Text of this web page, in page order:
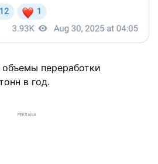
переработки
в год.
РЕКЛАМА